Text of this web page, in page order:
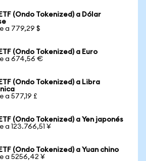
(Ondo Tokenized) a Dólar
a 779,29 $
(Ondo Tokenized) a Euro
a 674,56 €
(Ondo Tokenized) a Libra
a 577,19 £
(Ondo Tokenized) a Yen japonés
a 123.766,51 ¥
(Ondo Tokenized) a Yuan chino
a 5256,42 ¥